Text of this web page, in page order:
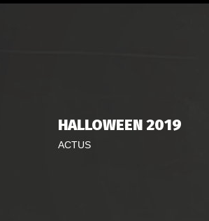
HALLOWEEN 2019
ACTUS